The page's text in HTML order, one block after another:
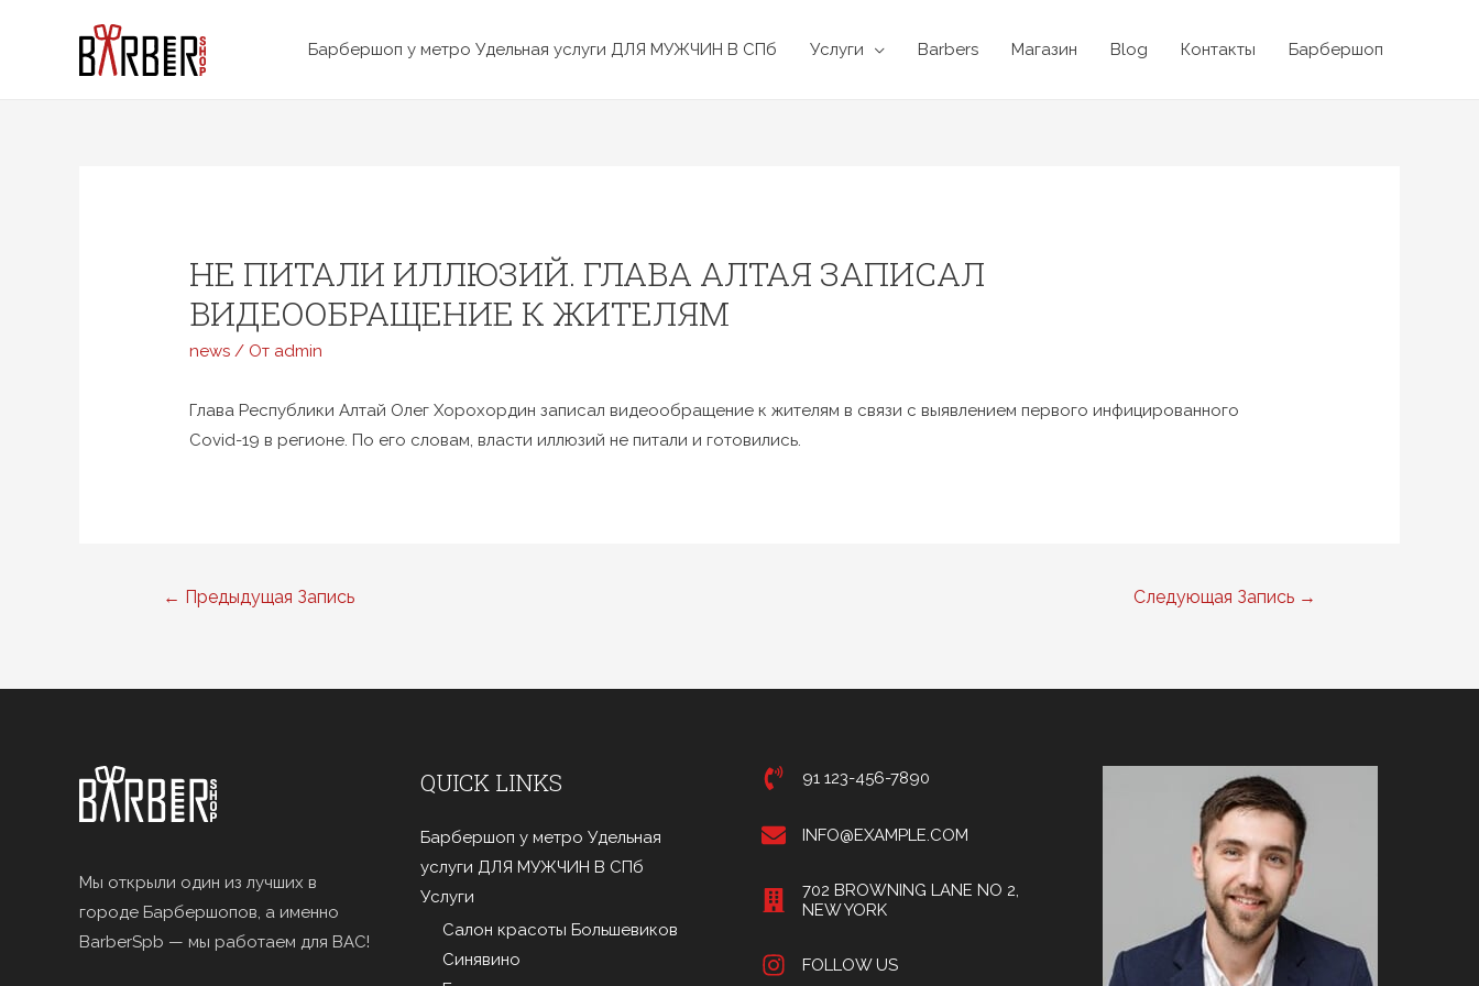
содержимому
Барбершоп у метро Удельная услуги ДЛЯ МУЖЧИН В СПб Услуги Barbers Магазин Blog Контакты Барбершоп
НЕ ПИТАЛИ ИЛЛЮЗИЙ. ГЛАВА АЛТАЯ ЗАПИСАЛ
ВИДЕООБРАЩЕНИЕ К ЖИТЕЛЯМ
news / От admin
Глава Республики Алтай Олег Хорохордин записал видеообращение к жителям в связи с выявлением первого инфицированного
Covid-19 в регионе. По его словам, власти иллюзий не питали и готовились.
Навигация
← Предыдущая Запись Следующая Запись →
Мы открыли один из лучших в
городе Барбершопов, а именно
BarberSpb — мы работаем для ВАС!
QUICK LINKS
Барбершоп у метро Удельная
услуги ДЛЯ МУЖЧИН В СПб
Услуги
Салон красоты Большевиков
Синявино
91 123-456-7890
INFO@EXAMPLE.COM
702 BROWNING LANE NO 2,
NEW YORK
FOLLOW US